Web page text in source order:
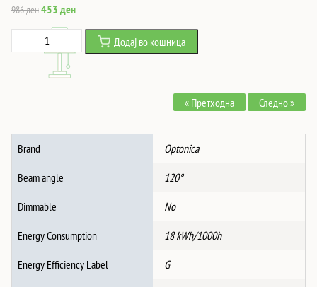
986денOriginal
price
was:
453 денCurrent
453 ден.
Вградлив
ЦРН
количина
Додај во кошница
« Претходна Следно »
Brand Optonica
Beam angle 120°
Dimmable No
Energy Consumption 18 kWh/1000h
Energy Efficiency Label G